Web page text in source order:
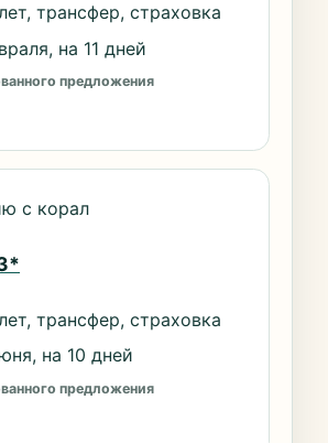
трансфер, страховка
на 11 дней
предложения
с корал
трансфер, страховка
на 10 дней
предложения